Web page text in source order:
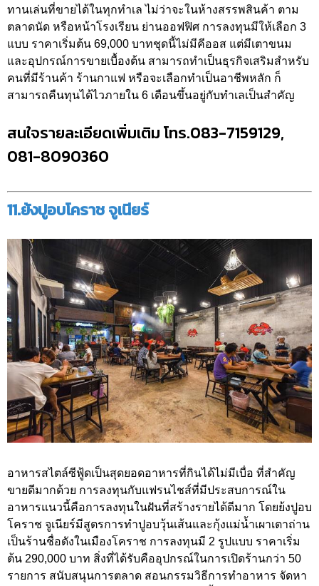
ทานเล่นที่ขายได้ในทุกทำเล ไม่ว่าจะในห้างสรรพสินค้า ตาม
ตลาดนัด หรือหน้าโรงเรียน ย่านออฟฟิศ การลงทุนมีให้เลือก 3
แบบ ราคาเริ่มต้น 69,000 บาทชุดนี้ไม่มีคีออส แต่มีเตาขนม
และอุปกรณ์การขายเบื้องต้น สามารถทำเป็นธุรกิจเสริมสำหรับ
คนที่มีร้านค้า ร้านกาแฟ หรือจะเลือกทำเป็นอาชีพหลัก ก็
สามารถคืนทุนได้ไวภายใน 6 เดือนขึ้นอยู่กับทำเลเป็นสำคัญ
สนใจรายละเอียดเพิ่มเติม โทร.083-7159129,
081-8090360
11.ย้งปูอบโคราช จูเนียร์
อาหารสไตล์ซีฟู้ดเป็นสุดยอดอาหารที่กินได้ไม่มีเบื่อ ที่สำคัญ
ขายดีมากด้วย การลงทุนกับแฟรนไชส์ที่มีประสบการณ์ใน
อาหารแนวนี้คือการลงทุนในฝันที่สร้างรายได้ดีมาก โดยย้งปูอบ
โคราช จูเนียร์มีสูตรการทำปูอบวุ้นเส้นและกุ้งแม่น้ำเผาเตาถ่าน
เป็นร้านชื่อดังในเมืองโคราช การลงทุนมี 2 รูปแบบ ราคาเริ่ม
ต้น 290,000 บาท สิ่งที่ได้รับคืออุปกรณ์ในการเปิดร้านกว่า 50
รายการ สนับสนุนการตลาด สอนกรรมวิธีการทำอาหาร จัดหา